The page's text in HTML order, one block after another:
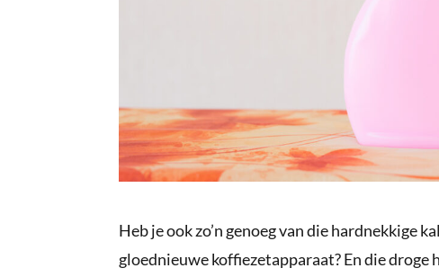
Heb je ook zo’n genoeg van die hardnekkige
gloednieuwe koffiezetapparaat? En die